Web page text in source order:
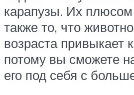
карапузы. Их плюсом
также то, что
возраста привыкает
потому вы сможете
его под себя с